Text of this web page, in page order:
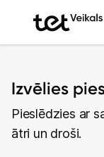
Izvēlies
Pieslēdzies ar
ātri un droši.